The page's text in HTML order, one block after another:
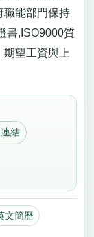
職能部門保持
書,ISO9000質
期望工資與上
結
文簡歷